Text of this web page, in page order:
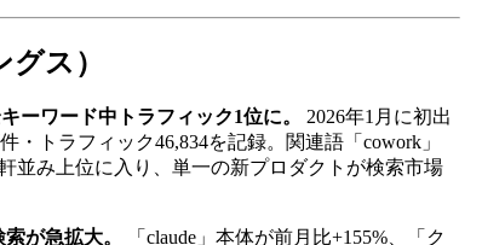
ス）
ーワード中トラフィック1位に。
2026年1月に初出
トラフィック46,834を記録。関連語「cowork」
軒並み上位に入り、単一の新プロダクトが検索市場
が急拡大。
「claude」本体が前月比+155%、「ク